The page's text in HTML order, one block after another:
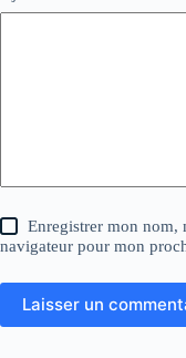
Enregistrer mon nom,
navigateur pour mon
Laisser un